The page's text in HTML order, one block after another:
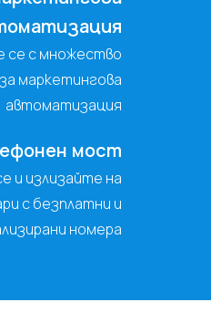
се с множество
маркетингова
автоматизация
мост
и излизайте на
с безплатни и
номера